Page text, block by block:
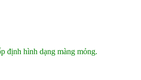
định hình dạng màng mỏng.